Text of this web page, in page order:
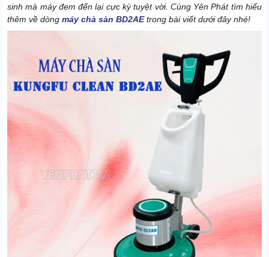
sinh mà máy đem đến lại cực kỳ tuyệt vời. Cùng Yên Phát tìm hiểu
thêm về dòng máy chà sàn BD2AEtrong bài viết dưới đây nhé!